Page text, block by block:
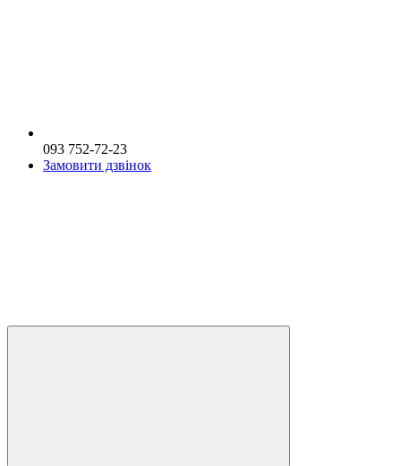
093 752-72-23
Замовити дзвінок